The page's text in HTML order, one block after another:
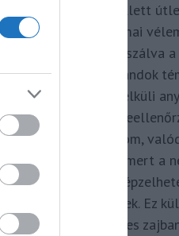
turizmus hírek mellett
ajánlók és szakmai
kapnak, fókuszálva
termálfürdők, strandok
hivatkozás nélküli
többszörösen
minőségi tartalom,
megkomponálva, mert a
adom hozzá.
hogy ne így tegyek. Ez
Spabook-ot a netes